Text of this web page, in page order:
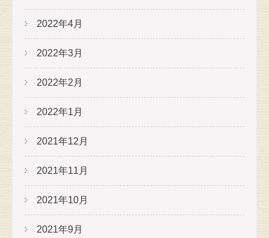
2022年4月
2022年3月
2022年2月
2022年1月
2021年12月
2021年11月
2021年10月
2021年9月